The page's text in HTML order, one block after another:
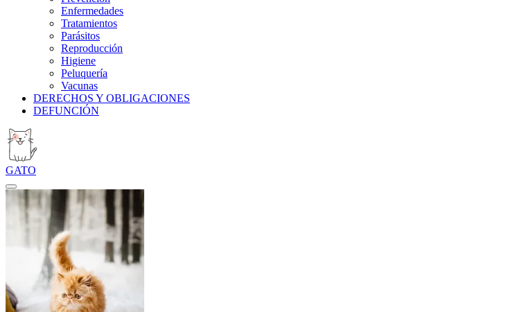
Enfermedades
Tratamientos
Parásitos
Reproducción
Higiene
Peluquería
Vacunas
DERECHOS Y OBLIGACIONES
DEFUNCIÓN
GATO